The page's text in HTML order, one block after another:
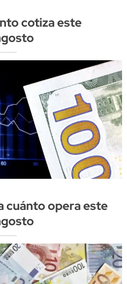
cotiza este
cuánto opera este